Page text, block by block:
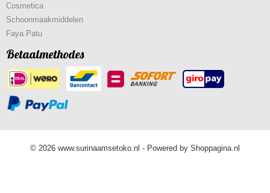
Cosmetica
Schoonmaakmiddelen
Faya Patu
Betaalmethodes
© 2026 www.surinaamsetoko.nl - Powered by Shoppagina.nl